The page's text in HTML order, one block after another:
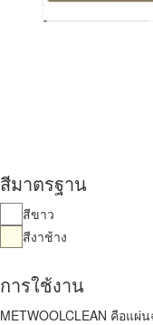
สีมาตรฐาน
สีขาว
สีงาช้าง
การใช้งาน
METWOOLCLEAN คือแ